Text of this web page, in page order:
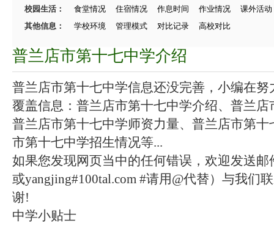
校园生活：
食堂情况 住宿情况 作息时间 作业情况
课外活动
其他信息：
学校环境 管理模式 对比记录 高校对比
普兰店市第十七中学介绍
普兰店市第十七中学信息还没完善，小编在努
覆盖信息：普兰店市第十七中学介绍、普兰
普兰店市第十七中学师资力量、普兰店市第
市第十七中学招生情况等...
如果您发现网页当中的任何错误，欢迎发送邮
或yangjing#100tal.com #请用@代替）与我们
谢!
中学小贴士